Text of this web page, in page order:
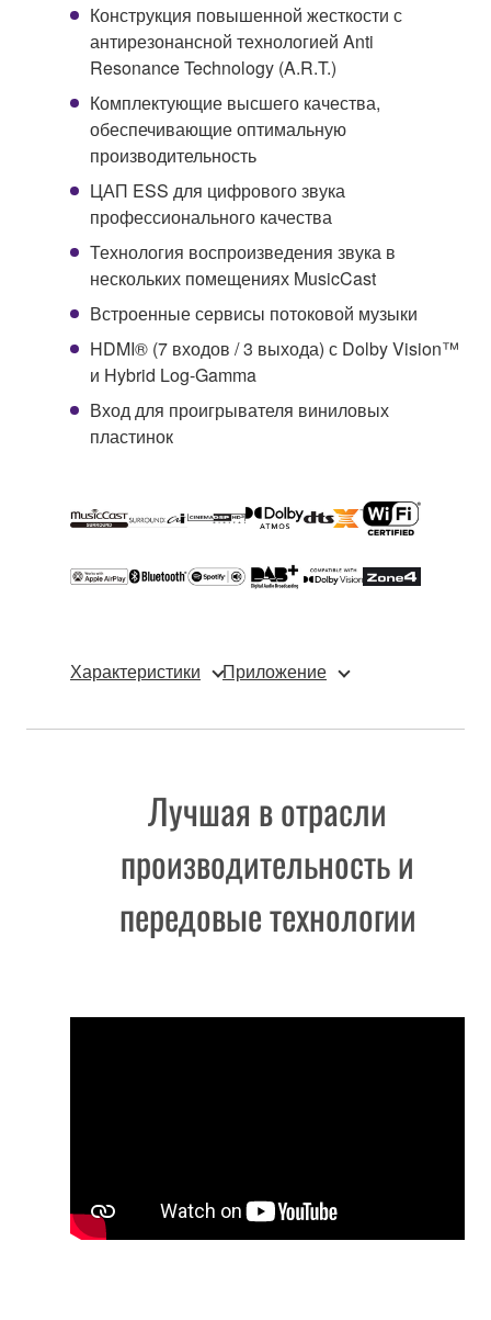
Конструкция повышенной жесткости с
антирезонансной технологией Anti
Resonance Technology (A.R.T.)
Комплектующие высшего качества,
обеспечивающие оптимальную
производительность
ЦАП ESS для цифрового звука
профессионального качества
Технология воспроизведения звука в
нескольких помещениях MusicCast
Встроенные сервисы потоковой музыки
HDMI® (7 входов / 3 выхода) с Dolby Vision™
и Hybrid Log-Gamma
Вход для проигрывателя виниловых
пластинок
Характеристики Приложение
Лучшая в отрасли
производительность и
передовые технологии